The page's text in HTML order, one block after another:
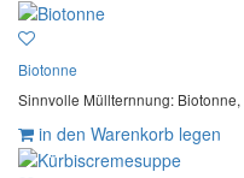
Biotonne
Sinnvolle Müllternnung: Biotonne,
in den Warenkorb legen